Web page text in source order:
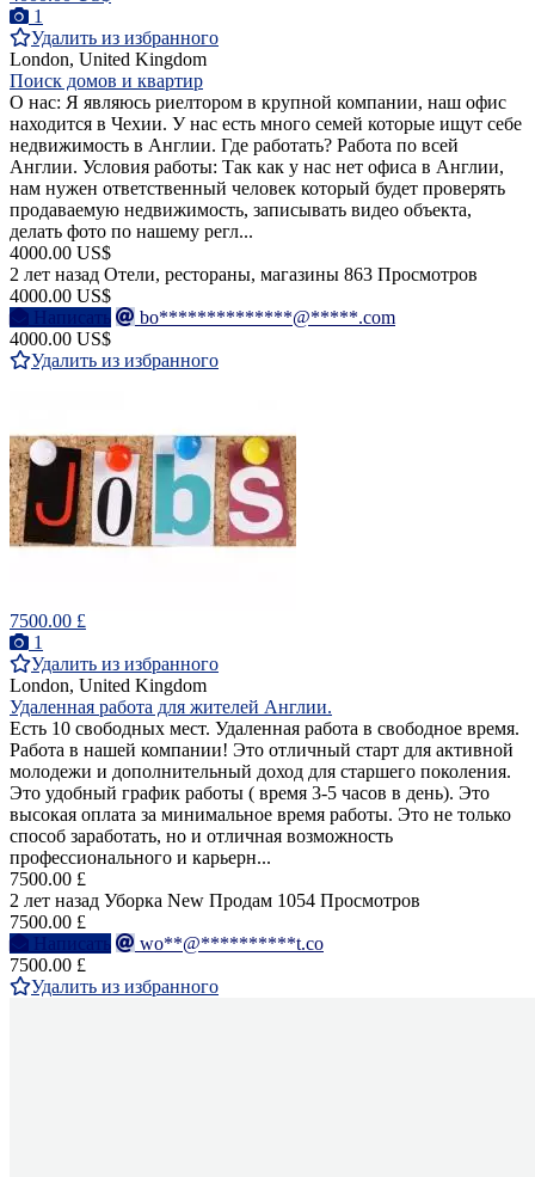
1
Удалить из избранного
London, United Kingdom
Поиск домов и квартир
О нас: Я являюсь риелтором в крупной компании, наш офис
находится в Чехии. У нас есть много семей которые ищут себе
недвижимость в Англии. Где работать? Работа по всей
Англии. Условия работы: Так как у нас нет офиса в Англии,
нам нужен ответственный человек который будет проверять
продаваемую недвижимость, записывать видео объекта,
делать фото по нашему регл...
4000.00 US$
2 лет назад Отели, рестораны, магазины 863 Просмотров
4000.00 US$
Написать
bo**************@*****.com
4000.00 US$
Удалить из избранного
7500.00 £
1
Удалить из избранного
London, United Kingdom
Удаленная работа для жителей Англии.
Есть 10 свободных мест. Удаленная работа в свободное время.
Работа в нашей компании! Это отличный старт для активной
молодежи и дополнительный доход для старшего поколения.
Это удобный график работы ( время 3-5 часов в день). Это
высокая оплата за минимальное время работы. Это не только
способ заработать, но и отличная возможность
профессионального и карьерн...
7500.00 £
2 лет назад Уборка New Продам 1054 Просмотров
7500.00 £
Написать
wo**@**********t.co
7500.00 £
Удалить из избранного